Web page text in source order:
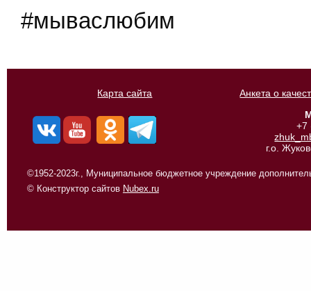
#мываслюбим
Карта сайта
Анкета о
+7
г.о.
©1952-2023г., Муниципальное бюджетное учреждение
© Конструктор сайтов Nubex.ru